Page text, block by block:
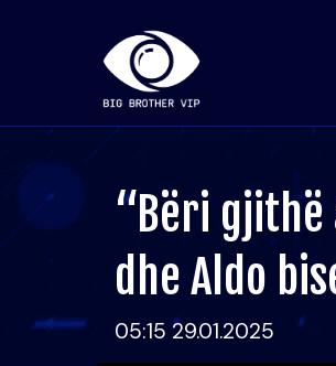
“Bëri gjithë
dhe Aldo
05:15 29.01.2025